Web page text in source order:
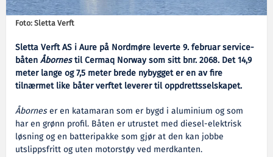
Foto: Sletta Verft
Sletta Verft AS i Aure på Nordmøre leverte 9. februar service-
båtenÅbornestil Cermaq Norway som sitt bnr. 2068. Det 14,9
meter lange og 7,5 meter brede nybygget er en av fire
tilnærmet like båter verftet leverer til oppdrettsselskapet.
Åborneser en katamaran som er bygd i aluminium og som
har en grønn profil. Båten er utrustet med diesel-elektrisk
løsning og en batteripakke som gjør at den kan jobbe
utslippsfritt og uten motorstøy ved merdkanten.